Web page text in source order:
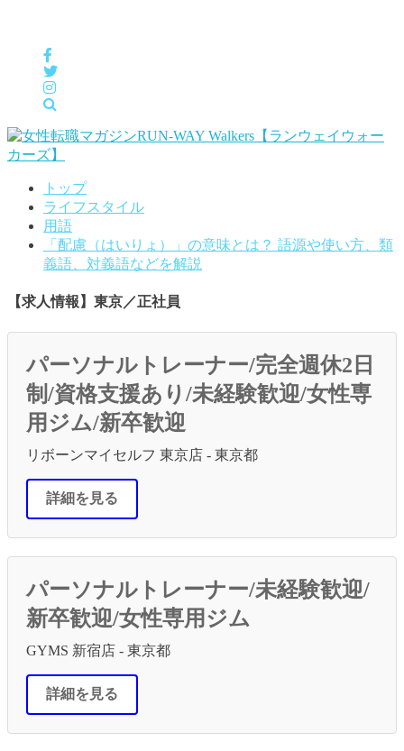
トップ
ライフスタイル
用語
「配慮（はいりょ）」の意味とは？ 語源や使い方、類
義語、対義語などを解説
【求人情報】東京／正社員
パーソナルトレーナー/完全週休2日
制/資格支援あり/未経験歓迎/女性専
用ジム/新卒歓迎
リボーンマイセルフ 東京店 - 東京都
詳細を見る
パーソナルトレーナー/未経験歓迎/
新卒歓迎/女性専用ジム
GYMS 新宿店 - 東京都
詳細を見る